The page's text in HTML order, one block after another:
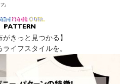
」
がきっと見つかる】
イフスタイルを。